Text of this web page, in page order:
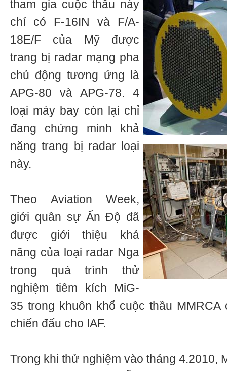
tham gia cuộc thầu này
chí có F-16IN và F/A-
18E/F của Mỹ được
trang bị radar mạng pha
chủ động tương ứng là
APG-80 và APG-78. 4
loại máy bay còn lại chỉ
đang chứng minh khả
năng trang bị radar loại
này.
Theo Aviation Week,
giới quân sự Ấn Độ đã
được giới thiệu khả
năng của loại radar Nga
trong quá trình thử
nghiệm tiêm kích MiG-
35 trong khuôn khổ cuộc thầu
chiến đấu cho IAF.
Trong khi thử nghiệm vào tháng 4.2010,